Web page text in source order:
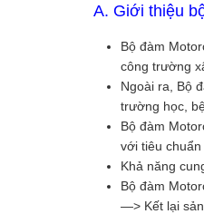
A. Giới thiệu
Bộ đàm
công trường
Ngoài ra, Bộ
trường học,
Bộ đàm
với tiêu
Khả năng
Bộ đàm
—> Kết lại